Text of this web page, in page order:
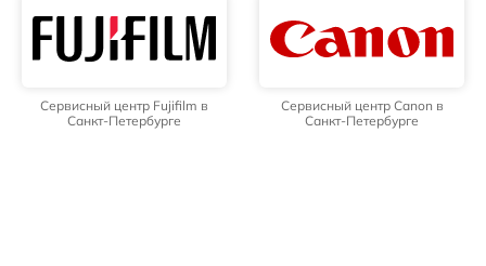
Сервисный центр Fujifilm в
Санкт-Петербурге
Сервисный центр Canon в
Санкт-Петербурге